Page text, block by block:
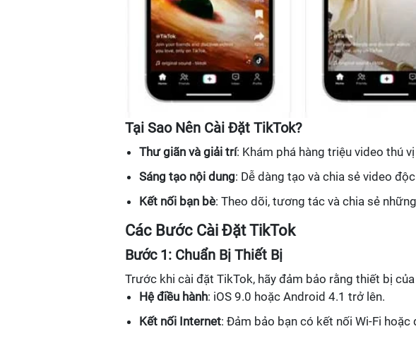
Tại Sao Nên Cài Đặt TikTok?
Thư giãn và giải trí: Khám phá hàng triệu video thú
Sáng tạo nội dung: Dễ dàng tạo và chia sẻ video
Kết nối bạn bè: Theo dõi, tương tác và chia sẻ
Các Bước Cài Đặt TikTok
Bước 1: Chuẩn Bị Thiết Bị
Trước khi cài đặt TikTok, hãy đảm bảo rằng thiết bị
Hệ điều hành: iOS 9.0 hoặc Android 4.1 trở lên.
Kết nối Internet: Đảm bảo bạn có kết nối Wi-Fi hoặc